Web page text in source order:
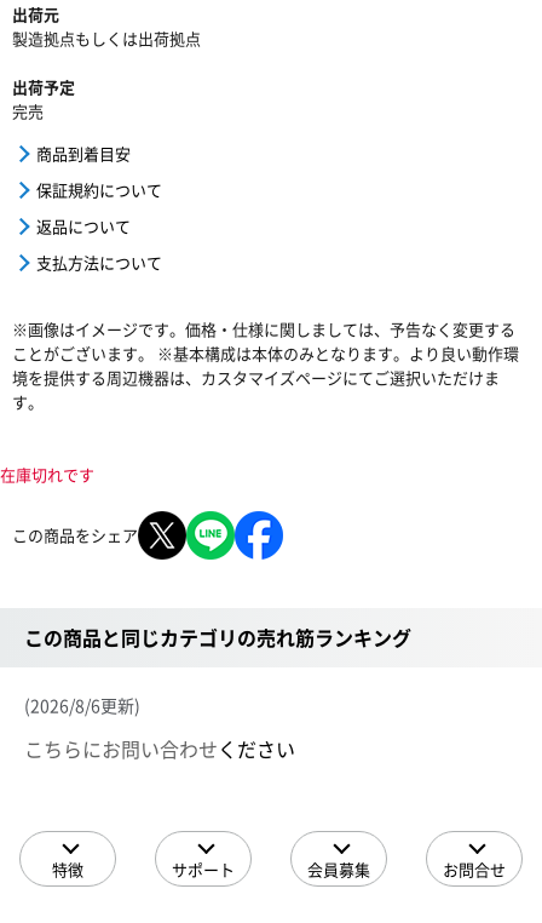
出荷元
製造拠点もしくは出荷拠点
出荷予定
完売
商品到着目安
保証規約について
返品について
支払方法について
※画像はイメージです。価格・仕様に関しましては、予告なく変更する
ことがございます。 ※基本構成は本体のみとなります。より良い動作環
境を提供する周辺機器は、カスタマイズページにてご選択いただけま
す。
在庫切れです
この商品をシェア
この商品と同じカテゴリの売れ筋ランキング
(2026/8/6更新)
こちらにお問い合わせください
特徴 サポート 会員募集 お問合せ